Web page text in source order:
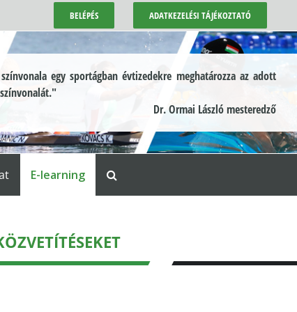
BELÉPÉS ADATKEZELÉSI TÁJÉKOZTATÓ
egy sportágban évtizedekre meghatározza az adott
Dr. Ormai László mesteredző
E-learning